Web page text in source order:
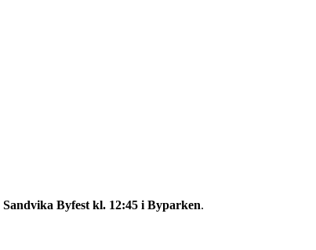
Sandvika Byfest kl. 12:45 i Byparken.